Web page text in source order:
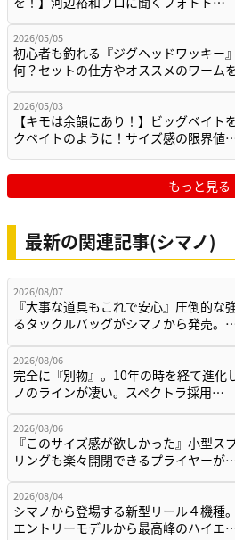
2026/05/05
初心者も釣れる『ジグヘッドワッキー
何？セットの仕方やオススメのワーム
2026/05/03
【キモは余韻にあり！】ビッグベイト
クベイトのように！サイズ感の限界値
もっと見る
最新の関連記事(シマノ)
2026/08/07
『大事な道具もこれで安心』圧倒的な
るタックルバッグがシマノから発売。
2026/08/06
完全に『別物』。10年の時を経て進化
ノのラインが凄い。スペクトラ採用…
2026/08/06
『このサイズ感が欲しかった』小型ス
リングも楽々開閉できるプライヤーが
2026/08/04
シマノから登場する新型リール４機種
エントリーモデルから最高峰のハイエ